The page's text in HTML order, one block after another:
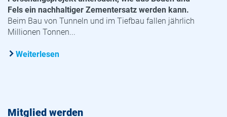
Fels ein nachhaltiger Zementersatz werden kann.
Beim Bau von Tunneln und im Tiefbau fallen jährlich
Millionen Tonnen...
Weiterlesen
Mitglied werden